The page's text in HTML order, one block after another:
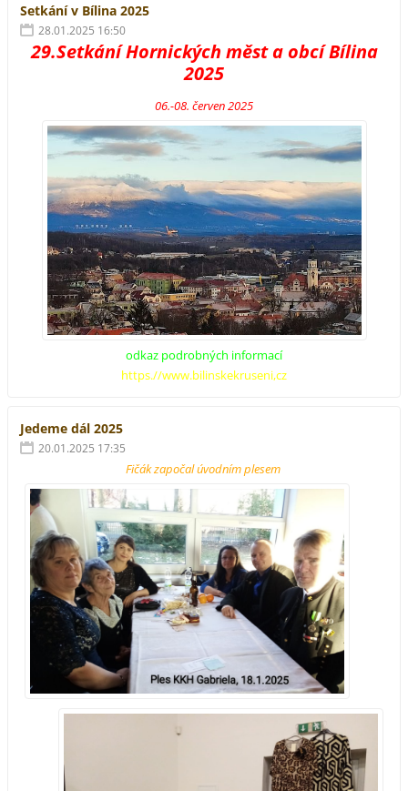
Setkání v Bílina 2025
28.01.2025 16:50
29.Setkání Hornických měst a obcí Bílina
2025
06.-08. červen 2025
odkaz podrobných informací
https.//www.bilinskekruseni,cz
Jedeme dál 2025
20.01.2025 17:35
Fičák započal úvodním plesem